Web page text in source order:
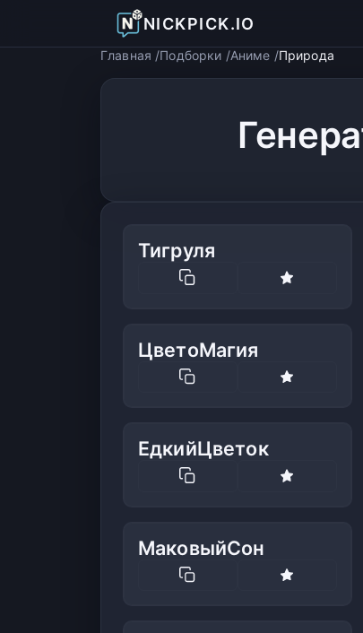
NICKPICK.IO
Главная Подборки Аниме Природа
Тигруля
ЦветоМагия
ЕдкийЦветок
МаковыйСон